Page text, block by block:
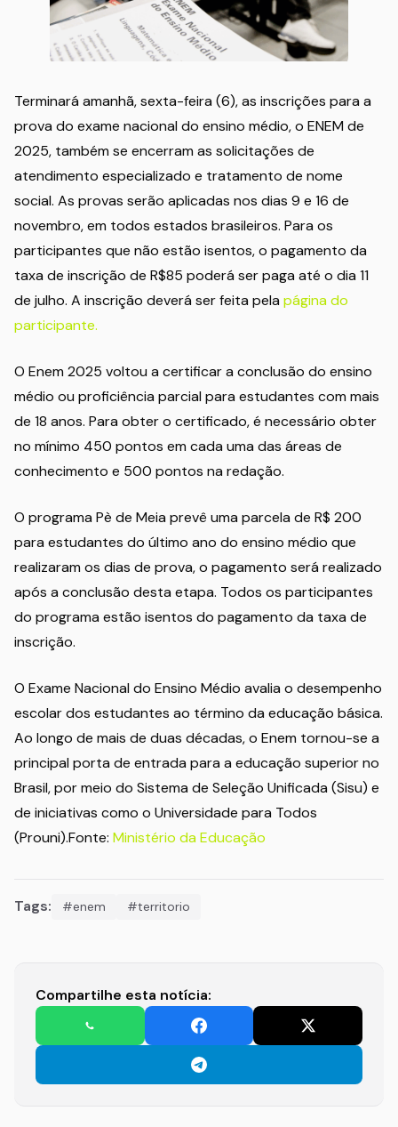
Terminará amanhã, sexta-feira (6), as inscrições para a
prova do exame nacional do ensino médio, o ENEM de
2025, também se encerram as solicitações de
atendimento especializado e tratamento de nome
social. As provas serão aplicadas nos dias 9 e 16 de
novembro, em todos estados brasileiros. Para os
participantes que não estão isentos, o pagamento da
taxa de inscrição de R$85 poderá ser paga até o dia 11
de julho. A inscrição deverá ser feita pelapágina do
participante.
O Enem 2025 voltou a certificar a conclusão do ensino
médio ou proficiência parcial para estudantes com mais
de 18 anos. Para obter o certificado, é necessário obter
no mínimo 450 pontos em cada uma das áreas de
conhecimento e 500 pontos na redação.
O programa Pè de Meia prevê uma parcela de R$ 200
para estudantes do último ano do ensino médio que
realizaram os dias de prova, o pagamento será realizado
após a conclusão desta etapa. Todos os participantes
do programa estão isentos do pagamento da taxa de
inscrição.
O Exame Nacional do Ensino Médio avalia o desempenho
escolar dos estudantes ao término da educação básica.
Ao longo de mais de duas décadas, o Enem tornou-se a
principal porta de entrada para a educação superior no
Brasil, por meio do Sistema de Seleção Unificada (Sisu) e
de iniciativas como o Universidade para Todos
(Prouni).Fonte: Ministério da Educação
Tags: #enem #territorio
Compartilhe esta notícia: